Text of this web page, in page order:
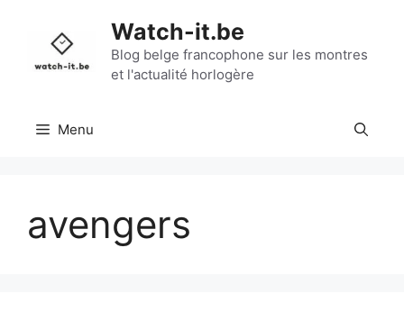
contenu
Watch-it.be
Blog belge francophone sur les montres
et l'actualité horlogère
Menu
avengers